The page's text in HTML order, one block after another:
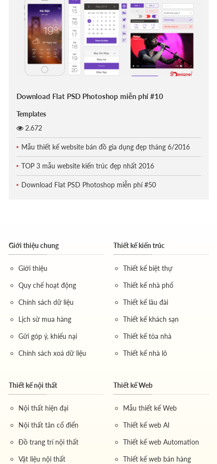
Download Flat PSD Photoshop miễn phí #10
Templates
2.672
Mẫu thiết kế website bán đồ gia dụng đẹp tháng 6/2016
TOP 3 mẫu website kiến trúc đẹp nhất 2016
Download Flat PSD Photoshop miễn phí #50
Giới thiệu chung
Giới thiệu
Quy chế hoạt động
Chính sách dữ liệu
Lịch sử mua hàng
Gửi góp ý, khiếu nại
Chính sách xoá dữ liệu
Thiết kế kiến trúc
Thiết kế biệt thự
Thiết kế nhà phố
Thiết kế lâu đài
Thiết kế khách sạn
Thiết kế tòa nhà
Thiết kế nhà lô
Thiết kế nội thất
Nội thất hiện đại
Nội thất tân cổ điển
Đồ trang trí nội thất
Vật liệu nội thất
Thiết kế Web
Mẫu thiết kế Web
Thiết kế web AI
Thiết kế web Automation
Thiết kế web bán hàng